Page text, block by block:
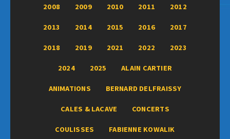
2008 2009 2010 2011 2012
2013 2014 2015 2016 2017
2018 2019 2021 2022 2023
2024 2025 ALAIN CARTIER
ANIMATIONS BERNARD DELFRAISSY
CALES & LACAVE CONCERTS
COULISSES FABIENNE KOWALIK